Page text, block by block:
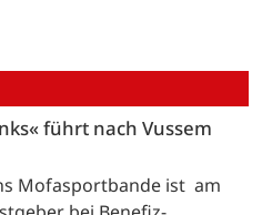
führt nach Vussem
Mofasportbande ist am